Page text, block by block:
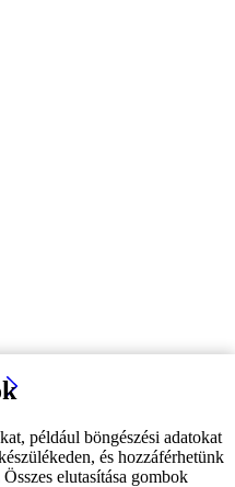
például böngészési adatokat
és hozzáférhetünk
elutasítása gombok